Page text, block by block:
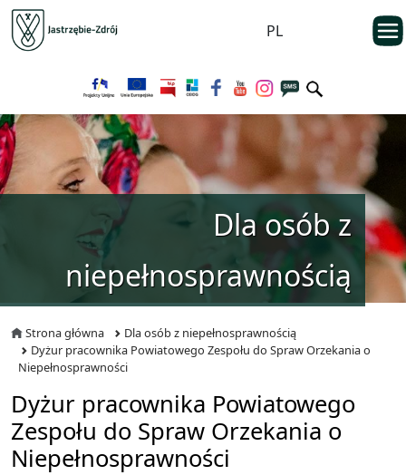
Przejdź do menu głównego
Przejdź do treści
PL
Dla osób z
niepełnosprawnością
Strona główna
Dla osób z niepełnosprawnością
Dyżur pracownika Powiatowego Zespołu do Spraw Orzekania o
Niepełnosprawności
Dyżur pracownika Powiatowego
Zespołu do Spraw Orzekania o
Niepełnosprawności